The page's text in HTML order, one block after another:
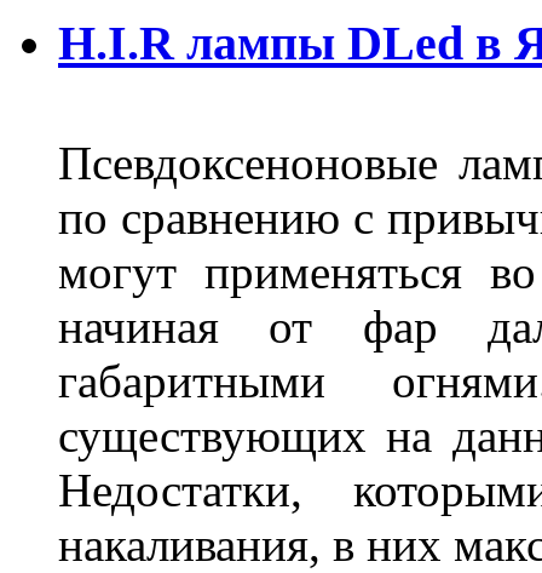
H.I.R лампы DLed в
Псевдоксеноновые
по сравнению с
могут применяться
начиная от фар
габаритными
существующих на
Недостатки,
накаливания, в них